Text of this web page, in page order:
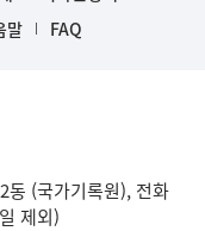
말 FAQ
동 (국가기록원), 전화
제외)